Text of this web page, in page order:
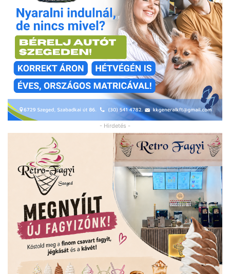
- Hirdetés -